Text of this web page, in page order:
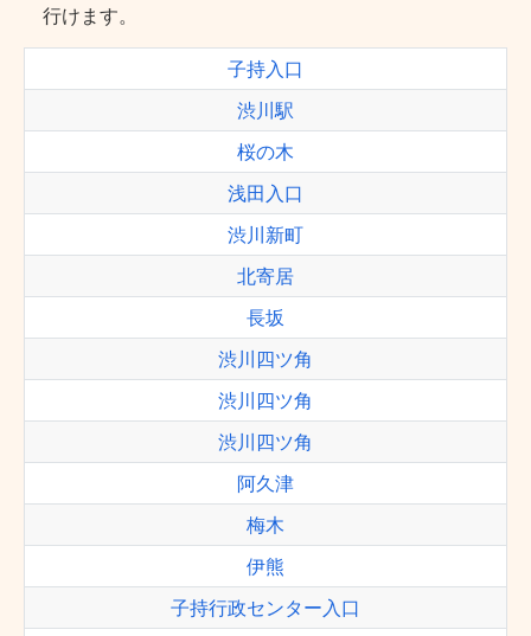
行けます。
子持入口
渋川駅
桜の木
浅田入口
渋川新町
北寄居
長坂
渋川四ツ角
渋川四ツ角
渋川四ツ角
阿久津
梅木
伊熊
子持行政センター入口